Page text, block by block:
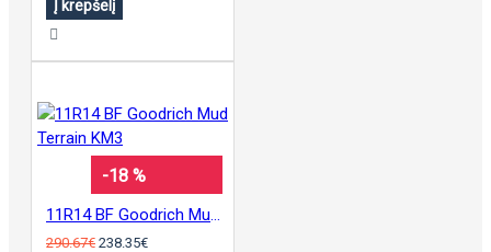
Į krepšelį
-18 %
290.67€ 238.35€